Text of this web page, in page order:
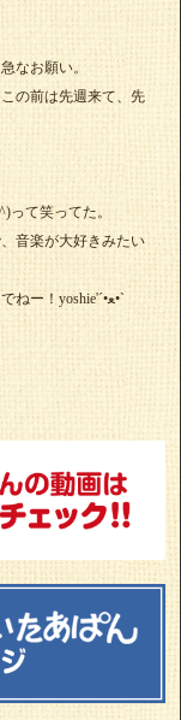
なお願い。
の前は先週来て、先
て笑ってた。
音楽が大好きみたい
卒業するまで来て欲しいなぁ。徳島から居なくなるまでねー！yoshie'‎´•ﻌ•`